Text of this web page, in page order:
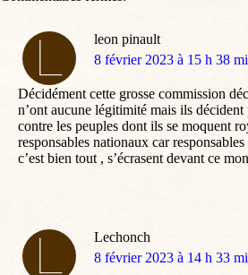
leon pinault
dit
8 février 2023 à 15 h 38
Décidément cette grosse commission
n’ont aucune légitimité mais ils
contre les peuples dont ils se moquent
responsables nationaux car
c’est bien tout , s’écrasent devant ce
Lechonch
dit
8 février 2023 à 14 h 33